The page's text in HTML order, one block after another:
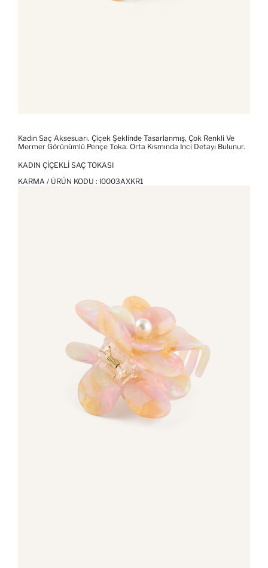
Kadın Saç Aksesuarı. Çiçek Şeklinde Tasarlanmış, Çok Renkli Ve
Mermer Görünümlü Pençe Toka. Orta Kısmında Inci Detayı Bulunur.
KADIN ÇIÇEKLI SAÇ TOKASI
KARMA / ÜRÜN KODU : I0003AXKR1